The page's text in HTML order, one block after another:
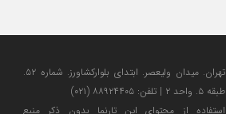
تهران. میدان ولی‎عصر. ابتدای بلوارکشاورز. شماره ۵۲.
طبقه ۵. واحد ۲ | تلفن: ۸۸۹۲۴۴۰۵ (۰۲۱)
استفاده از محتوای این تارنما بدون ذکر منبع